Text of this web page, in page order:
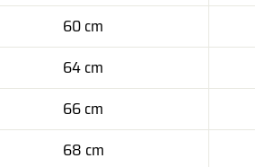
60 cm
64 cm
66 cm
68 cm